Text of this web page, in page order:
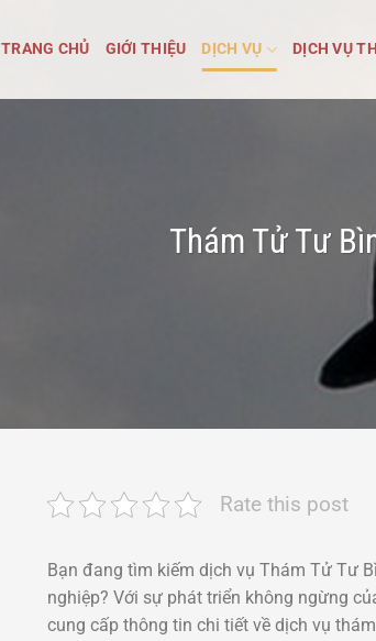
TRANG CHỦ GIỚI THIỆU DỊCH VỤ DỊCH VỤ
Thám Tử Tư
Rate this post
Bạn đang tìm kiếm dịch vụ Thám Tử Tư
nghiệp? Với sự phát triển không ngừng
cung cấp thông tin chi tiết về dịch vụ